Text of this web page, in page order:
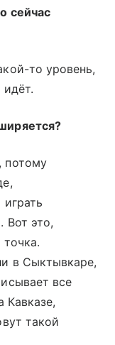
сейчас
то уровень,
потому
Вот это,
в Сыктывкаре,
все
Кавказе,
такой